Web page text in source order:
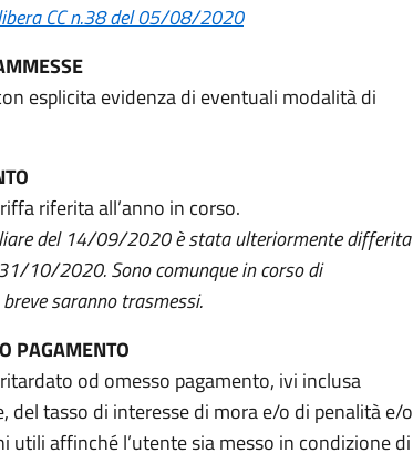
CC n.38 del 05/08/2020
esplicita evidenza di eventuali modalità di
riferita all’anno in corso.
del 14/09/2020 è stata ulteriormente differita
31/10/2020.Sono comunque in corso di
saranno trasmessi.
PAGAMENTO
od omesso pagamento, ivi inclusa
del tasso di interesse di mora e/o di penalità e/o
affinché l’utente sia messo in condizione di